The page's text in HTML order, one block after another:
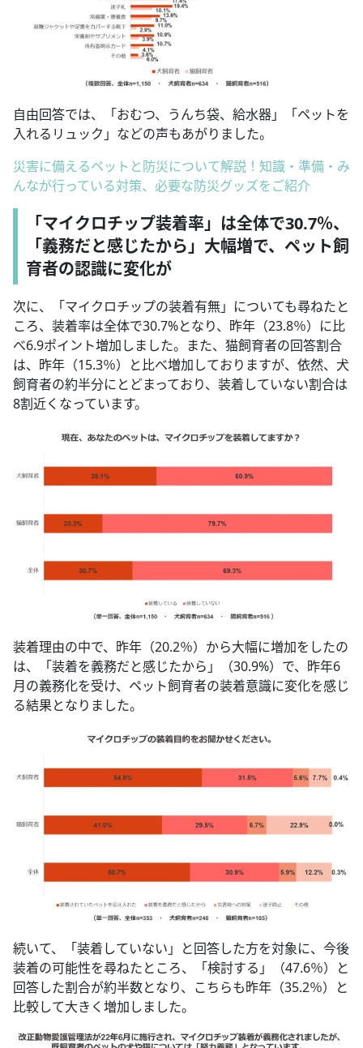
自由回答では、「おむつ、うんち袋、給水器」「ペットを
入れるリュック」などの声もあがりました。
災害に備えるペットと防災について解説！知識・準備・み
んなが行っている対策、必要な防災グッズをご紹介
「マイクロチップ装着率」は全体で30.7％、
「義務だと感じたから」大幅増で、ペット飼
育者の認識に変化が
次に、「マイクロチップの装着有無」についても尋ねたと
ころ、装着率は全体で30.7%となり、昨年（23.8％）に比
べ6.9ポイント増加しました。また、猫飼育者の回答割合
は、昨年（15.3％）と比べ増加しておりますが、依然、犬
飼育者の約半分にとどまっており、装着していない割合は
8割近くなっています。
装着理由の中で、昨年（20.2％）から大幅に増加をしたの
は、「装着を義務だと感じたから」（30.9%）で、昨年6
月の義務化を受け、ペット飼育者の装着意識に変化を感じ
る結果となりました。
続いて、「装着していない」と回答した方を対象に、今後
装着の可能性を尋ねたところ、「検討する」（47.6％）と
回答した割合が約半数となり、こちらも昨年（35.2％）と
比較して大きく増加しました。